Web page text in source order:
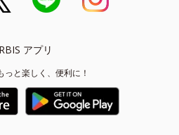
アプリ
っと楽しく、便利に！